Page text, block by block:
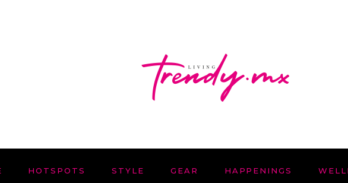
HOTSPOTS STYLE GEAR HAPPENINGS